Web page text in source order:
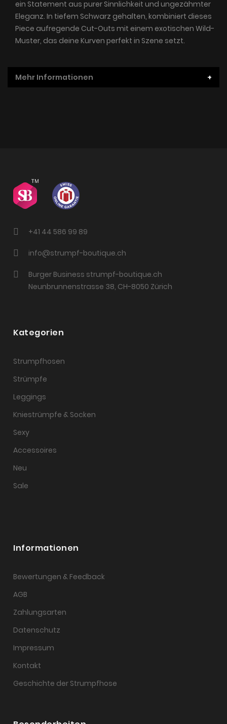
ein Statement aus purer Sinnlichkeit und ungezähmter
Eleganz. In tiefem Schwarz gehalten, kombiniert dieses
Piece aufregende Cut-Outs mit einem exotischen Wild-
Muster, das deine Kurven perfekt in Szene setzt.
Mehr Informationen
+41 44 586 99 89
info@strumpf-boutique.ch
Burger Business strumpf-boutique.ch
Neunbrunnenstrasse 38, CH-8050 Zürich
Kategorien
Strumpfhosen
Strümpfe
Leggings
Kniestrümpfe & Socken
Sexy
Accessoires
Neu
Sale
Informationen
Bewertungen & Feedback
AGB
Zahlungsarten
Datenschutz
Impressum
Kontakt
Geschichte der Strumpfhose